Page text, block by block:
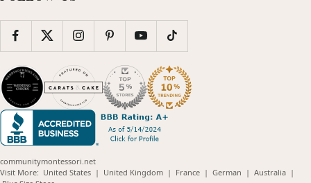
communitymontessori.net
Visit More: United States(opens
| United Kingdom(opens
| France(opens
| German (opens
| Australia(opens
|